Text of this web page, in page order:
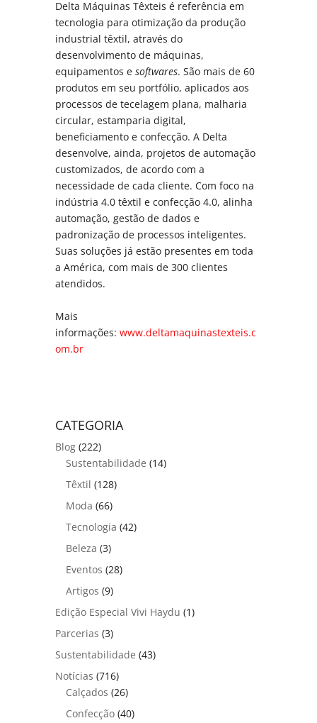
Delta Máquinas Têxteis é referência em
tecnologia para otimização da produção
industrial têxtil, através do
desenvolvimento de máquinas,
equipamentos esoftwares. São mais de 60
produtos em seu portfólio, aplicados aos
processos de tecelagem plana, malharia
circular, estamparia digital,
beneficiamento e confecção. A Delta
desenvolve, ainda, projetos de automação
customizados, de acordo com a
necessidade de cada cliente. Com foco na
indústria 4.0 têxtil e confecção 4.0, alinha
automação, gestão de dados e
padronização de processos inteligentes.
Suas soluções já estão presentes em toda
a América, com mais de 300 clientes
atendidos.
Mais
informações:www.deltamaquinastexteis.c
om.br
CATEGORIA
Blog (222)
Sustentabilidade (14)
Têxtil (128)
Moda (66)
Tecnologia (42)
Beleza (3)
Eventos (28)
Artigos (9)
Edição Especial Vivi Haydu (1)
Parcerias (3)
Sustentabilidade (43)
Notícias (716)
Calçados (26)
Confecção (40)